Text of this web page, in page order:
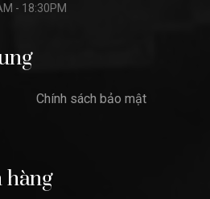
- 18:30PM
Chính sách bảo mật
hàng